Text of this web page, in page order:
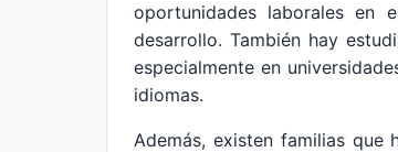
oportunidades laborales en
desarrollo. También hay
especialmente en
idiomas.
Además, existen familias que